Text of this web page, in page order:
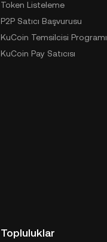
Token Listeleme
P2P Satıcı Başvurusu
KuCoin Temsilcisi Programı
KuCoin Pay Satıcısı
Topluluklar